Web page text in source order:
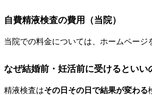
自費精液検査の費用（当院）
当院での料金については、ホームページ
なぜ結婚前・妊活前に受けるといい
精液検査はその日その日で結果が変わる